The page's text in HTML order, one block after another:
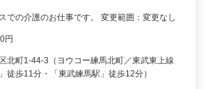
での介護のお仕事です。 変更範囲：変更なし
円
北町1-44-3（ヨウコー練馬北町／東武東上線
徒歩11分・「東武練馬駅」徒歩12分）